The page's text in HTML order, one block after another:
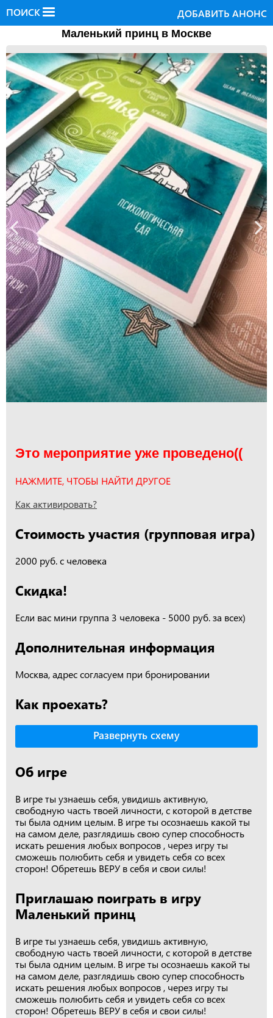
ПОИСК ДОБАВИТЬ АНОНС
Маленький принц в Москве
Это мероприятие уже проведено((
НАЖМИТЕ, ЧТОБЫ НАЙТИ ДРУГОЕ
Как активировать?
Стоимость участия (групповая игра)
2000 руб. с человека
Скидка!
Если вас мини группа 3 человека - 5000 руб. за всех)
Дополнительная информация
Москва, адрес согласуем при бронировании
Как проехать?
Развернуть схему
Об игре
В игре ты узнаешь себя, увидишь активную,
свободную часть твоей личности, с которой в детстве
ты была одним целым. В игре ты осознаешь какой ты
на самом деле, разглядишь свою супер способность
искать решения любых вопросов , через игру ты
сможешь полюбить себя и увидеть себя со всех
сторон! Обретешь ВЕРУ в себя и свои силы!
Приглашаю поиграть в игру
Маленький принц
В игре ты узнаешь себя, увидишь активную,
свободную часть твоей личности, с которой в детстве
ты была одним целым. В игре ты осознаешь какой ты
на самом деле, разглядишь свою супер способность
искать решения любых вопросов , через игру ты
сможешь полюбить себя и увидеть себя со всех
сторон! Обретешь ВЕРУ в себя и свои силы!